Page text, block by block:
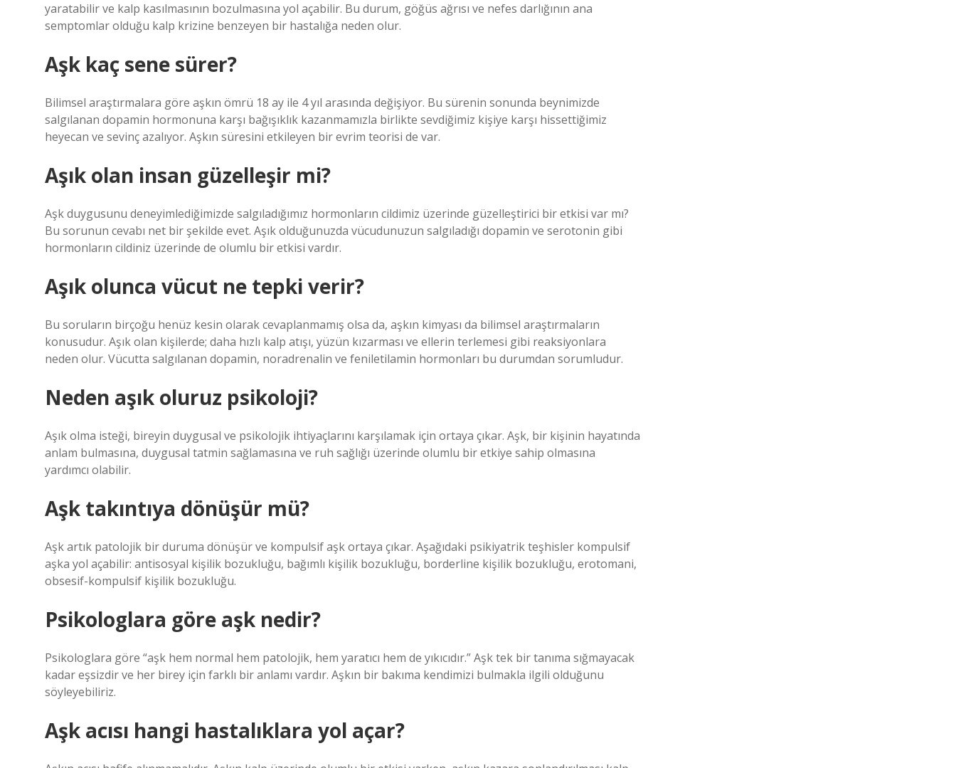
yaratabilir ve kalp kasılmasının bozulmasına yol açabilir. Bu durum, göğüs ağrısı ve nefes darlığının ana
semptomlar olduğu kalp krizine benzeyen bir hastalığa neden olur.
Aşk kaç sene sürer?
Bilimsel araştırmalara göre aşkın ömrü 18 ay ile 4 yıl arasında değişiyor. Bu sürenin sonunda beynimizde
salgılanan dopamin hormonuna karşı bağışıklık kazanmamızla birlikte sevdiğimiz kişiye karşı hissettiğimiz
heyecan ve sevinç azalıyor. Aşkın süresini etkileyen bir evrim teorisi de var.
Aşık olan insan güzelleşir mi?
Aşk duygusunu deneyimlediğimizde salgıladığımız hormonların cildimiz üzerinde güzelleştirici bir etkisi var mı?
Bu sorunun cevabı net bir şekilde evet. Aşık olduğunuzda vücudunuzun salgıladığı dopamin ve serotonin gibi
hormonların cildiniz üzerinde de olumlu bir etkisi vardır.
Aşık olunca vücut ne tepki verir?
Bu soruların birçoğu henüz kesin olarak cevaplanmamış olsa da, aşkın kimyası da bilimsel araştırmaların
konusudur. Aşık olan kişilerde; daha hızlı kalp atışı, yüzün kızarması ve ellerin terlemesi gibi reaksiyonlara
neden olur. Vücutta salgılanan dopamin, noradrenalin ve feniletilamin hormonları bu durumdan sorumludur.
Neden aşık oluruz psikoloji?
Aşık olma isteği, bireyin duygusal ve psikolojik ihtiyaçlarını karşılamak için ortaya çıkar. Aşk, bir kişinin hayatında
anlam bulmasına, duygusal tatmin sağlamasına ve ruh sağlığı üzerinde olumlu bir etkiye sahip olmasına
yardımcı olabilir.
Aşk takıntıya dönüşür mü?
Aşk artık patolojik bir duruma dönüşür ve kompulsif aşk ortaya çıkar. Aşağıdaki psikiyatrik teşhisler kompulsif
aşka yol açabilir: antisosyal kişilik bozukluğu, bağımlı kişilik bozukluğu, borderline kişilik bozukluğu, erotomani,
obsesif-kompulsif kişilik bozukluğu.
Psikologlara göre aşk nedir?
Psikologlara göre “aşk hem normal hem patolojik, hem yaratıcı hem de yıkıcıdır.” Aşk tek bir tanıma sığmayacak
kadar eşsizdir ve her birey için farklı bir anlamı vardır. Aşkın bir bakıma kendimizi bulmakla ilgili olduğunu
söyleyebiliriz.
Aşk acısı hangi hastalıklara yol açar?